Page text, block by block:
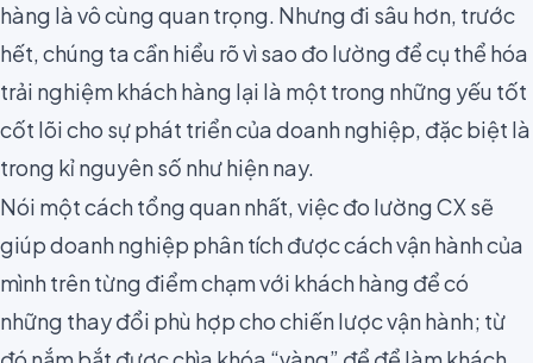
hàng là vô cùng quan trọng. Nhưng đi sâu hơn, trước
hết, chúng ta cần hiểu rõvì sao đo lường để cụ thể hóa
trải nghiệm khách hàng lại là một trong những yếu tốt
cốt lõicho sự phát triển của doanh nghiệp, đặc biệt là
trong kỉ nguyên số như hiện nay.
Nói một cách tổng quan nhất, việc đo lường CX sẽ
giúp doanh nghiệp phân tích được cách vận hành của
mình trên từng điểm chạm với khách hàng để có
những thay đổi phù hợp cho chiến lược vận hành; từ